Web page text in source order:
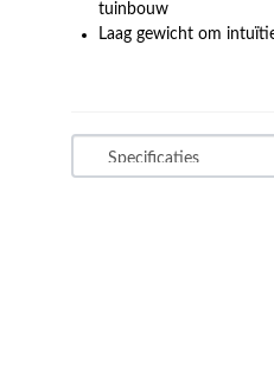
tuinbouw
Laag gewicht om